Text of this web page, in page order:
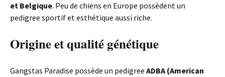
et Belgique. Peu de chiens en Europe possèdent un
pedigree sportif et esthétique aussi riche.
Origine et qualité génétique
Gangstas Paradise possède un pedigree ADBA (American